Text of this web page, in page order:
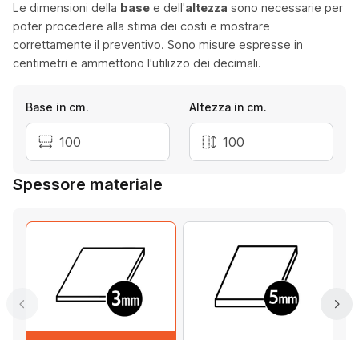
Le dimensioni della base e dell'altezza sono necessarie per
poter procedere alla stima dei costi e mostrare
correttamente il preventivo. Sono misure espresse in
centimetri e ammettono l'utilizzo dei decimali.
Base in cm. Altezza in cm.
Spessore materiale